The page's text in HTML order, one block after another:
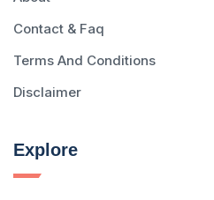
Contact & Faq
Terms And Conditions
Disclaimer
Explore